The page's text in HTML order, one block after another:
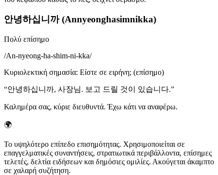
안녕하십니까 (Annyeonghasimnikka)
Πολύ επίσημο
/An-nyeong-ha-shim-ni-kka/
Κυριολεκτική σημασία: Είστε σε ειρήνη; (επίσημο)
“안녕하십니까, 사장님. 보고 드릴 것이 있습니다.”
Καλημέρα σας, κύριε διευθυντά. Έχω κάτι να αναφέρω.
🌍
Το υψηλότερο επίπεδο επισημότητας. Χρησιμοποιείται σε
επαγγελματικές συναντήσεις, στρατιωτικά περιβάλλοντα, επίσημες
τελετές, δελτία ειδήσεων και δημόσιες ομιλίες. Ακούγεται άκαμπτο
σε χαλαρή συζήτηση.